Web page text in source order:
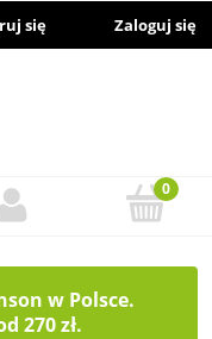
się Zaloguj się
w Polsce.
270 zł.